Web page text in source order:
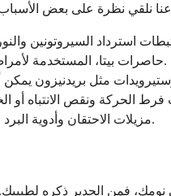
حاصرات بيتا، المستخدمة لأمراض القلب وارتفاع ضغط الدم، قد تقلل من إنتاج الميلاتونين وتؤدي إلى الاستيقاظ ليلاً.
مزيلات الاحتقان وأدوية البرد التي تحتوي على السودوإيفيدرين يمكن أن يكون لها آثار منشطة تستمر حتى المساء.